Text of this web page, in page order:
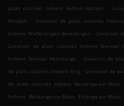
plats cuisinés Indiens Kehlen Holzem
.
Nospelt
. Livraison de plats cuisinés
Indiens Walferdingen Bereldingen . Livraison
Livraison de plats cuisinés Indiens Steinsel
Indiens Steinsel Helmsange
. Livraison de
de plats cuisinés Indiens Itzig . Livraison de
de plats cuisinés Indiens Reckange-sur-Mess
Indiens Reckange-sur-Mess Ehlange-sur-Mess